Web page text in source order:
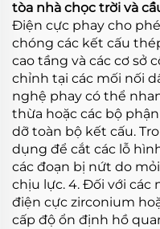
tòa nhà chọc trời và
Điện cực phay cho
chóng các kết cấu
cao tầng và các cơ sở
chỉnh tại các mối nối
nghệ phay có thể
thừa hoặc các bộ
dỡ toàn bộ kết cấu.
dụng để cắt các lỗ
các đoạn bị nứt do
chịu lực. 4. Đối với các
điện cực zirconium
cấp độ ổn định hồ